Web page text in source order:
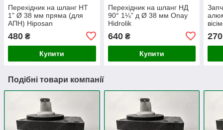
Перехідник на шланг НТ
1" Ø 38 мм пряма (для
АПН) Hiposan
480 ₴
Купити
Перехідник на шланг НД
90° 1¼” д Ø 38 мм Onay
Hidrolik
640₴
Купити
270
Подібні товари компанії